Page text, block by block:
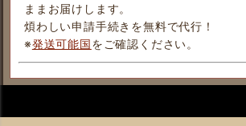
ままお届けします。
煩わしい申請手続きを無料で代行！
※発送可能国をご確認ください。